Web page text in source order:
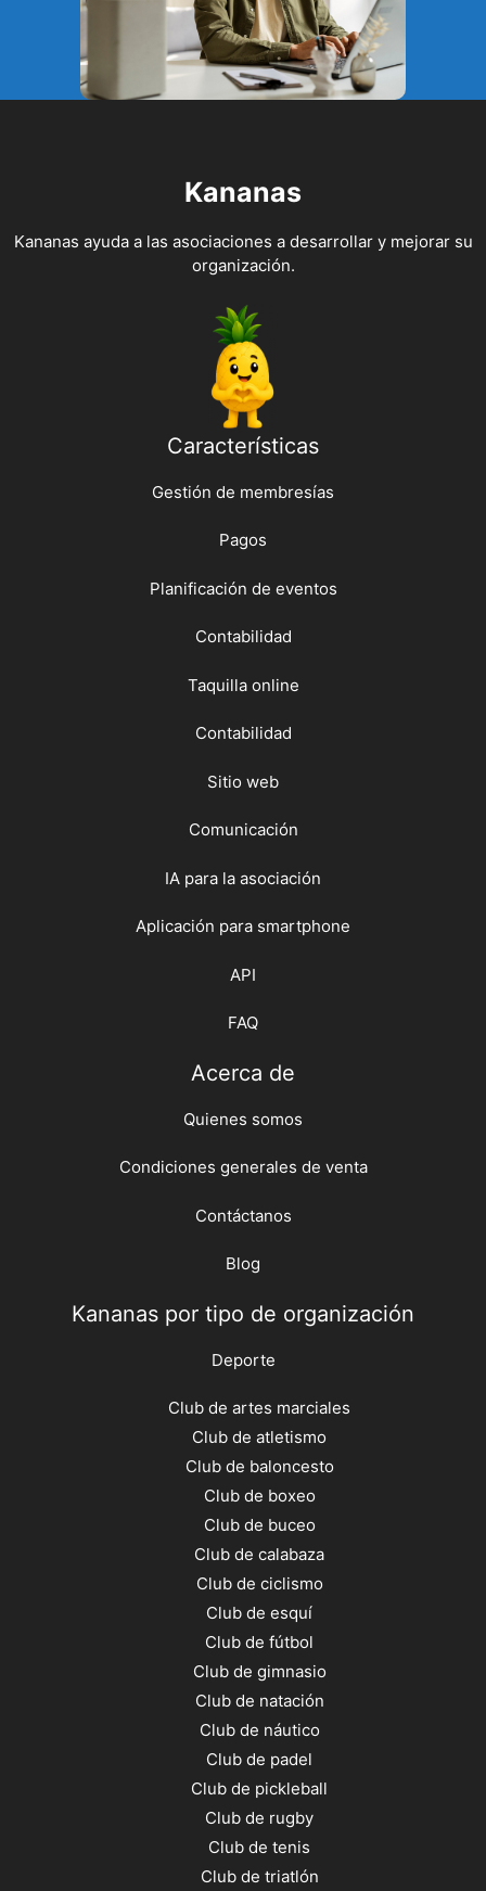
Kananas
Kananas ayuda a las asociaciones a desarrollar y mejorar su
organización.
Características
Gestión de membresías
Pagos
Planificación de eventos
Contabilidad
Taquilla online
Contabilidad
Sitio web
Comunicación
IA para la asociación
Aplicación para smartphone
API
FAQ
Acerca de
Quienes somos
Condiciones generales de venta
Contáctanos
Blog
Kananas por tipo de organización
Deporte
Club de artes marciales
Club de atletismo
Club de baloncesto
Club de boxeo
Club de buceo
Club de calabaza
Club de ciclismo
Club de esquí
Club de fútbol
Club de gimnasio
Club de natación
Club de náutico
Club de padel
Club de pickleball
Club de rugby
Club de tenis
Club de triatlón